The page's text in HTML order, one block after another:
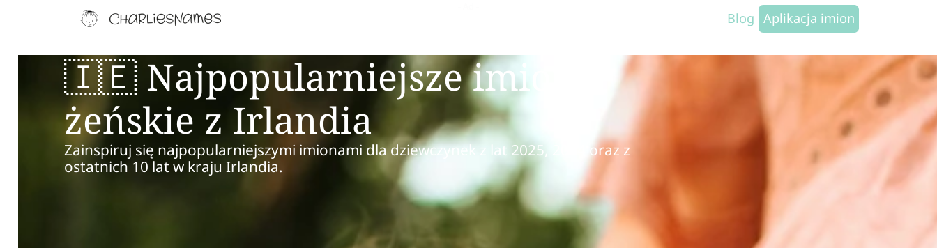
Blog Aplikacja imion
🇮🇪 Najpopularniejsze imiona
żeńskie z Irlandia
Zainspiruj się najpopularniejszymi imionami dla dziewczynek z lat 2025, 2024 oraz z
ostatnich 10 lat w kraju Irlandia.